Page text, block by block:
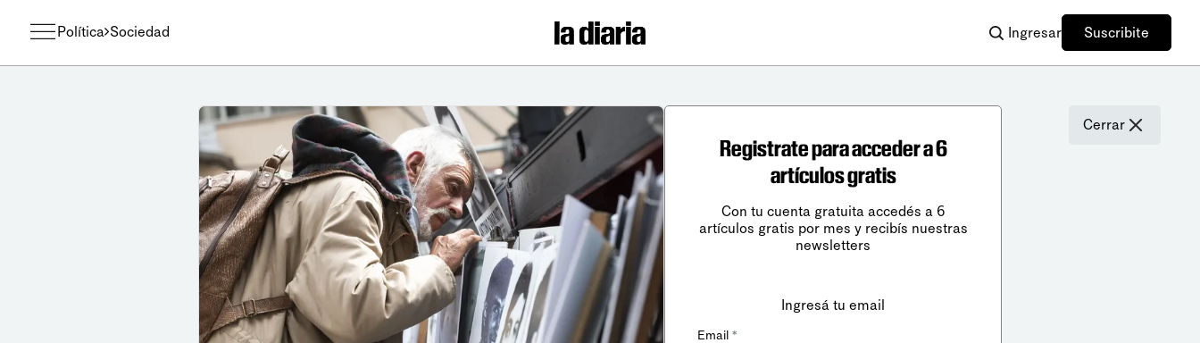
Política Sociedad Ingresar Suscribite
Cerrar
Registrate para acceder a 6
artículos gratis
Con tu cuenta gratuita accedés a 6
artículos gratis por mes y recibís nuestras
newsletters
Ingresá tu email
Email *